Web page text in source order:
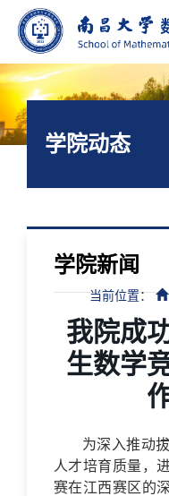
学院动态
学院新闻
当前位置：
我院成
生数学
为深入推动
人才培育质量，
赛在江西赛区的